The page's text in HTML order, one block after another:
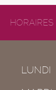
HORAIRES
LUNDI